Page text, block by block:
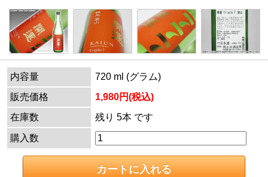
内容量
720 ml (グラム)
販売価格
1,980円(税込)
在庫数
残り 5本 です
購入数